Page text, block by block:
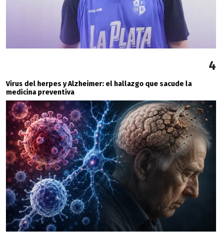
4
Virus del herpes y Alzheimer: el hallazgo que sacude la
medicina preventiva